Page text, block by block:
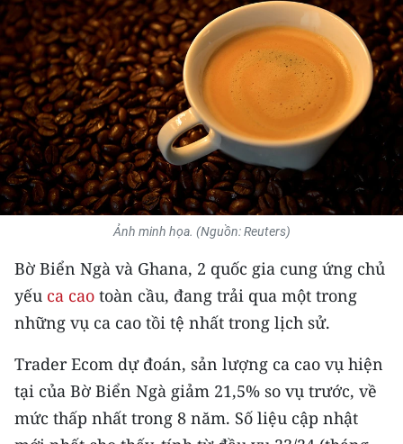
THỂ THAO
GIÁO DỤC
Y TẾ
KHOA HỌC - CÔNG NGHỆ
MÔI TRƯỜNG
KIỂM CHỨNG THÔNG TIN
TRI THỨC CHUYÊN SÂU
54 DÂN TỘC VIỆT NAM
CHƯƠNG TRÌNH OCOP - MỖI XÃ
MỘT SẢN PHẨM
Ảnh minh họa. (Nguồn: Reuters)
Bờ Biển Ngà và Ghana, 2 quốc gia cung ứng chủ
yếu ca cao toàn cầu, đang trải qua một trong
những vụ ca cao tồi tệ nhất trong lịch sử.
Trader Ecom dự đoán, sản lượng ca cao vụ hiện
tại của Bờ Biển Ngà giảm 21,5% so vụ trước, về
mức thấp nhất trong 8 năm. Số liệu cập nhật